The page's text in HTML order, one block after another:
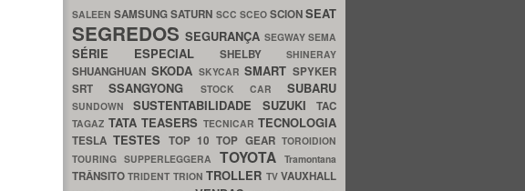
SALEENSAMSUNGSATURN SCC SCEO SCIONSEAT
SEGREDOSSEGURANÇA SEGWAYSEMA
SÉRIE ESPECIAL SHELBY SHINERAY
SHUANGHUAN SKODA SKYCARSMART SPYKER
SRTSSANGYONG STOCK CAR SUBARU
SUNDOWNSUSTENTABILIDADE SUZUKITAC
TAGAZ TATA TEASERS TECNICAR TECNOLOGIA
TESLATESTES TOP 10TOP GEARTOROIDION
TOURING SUPPERLEGGERA TOYOTATramontana
TRÂNSITOTRIDENT TRIONTROLLER TVVAUXHALL